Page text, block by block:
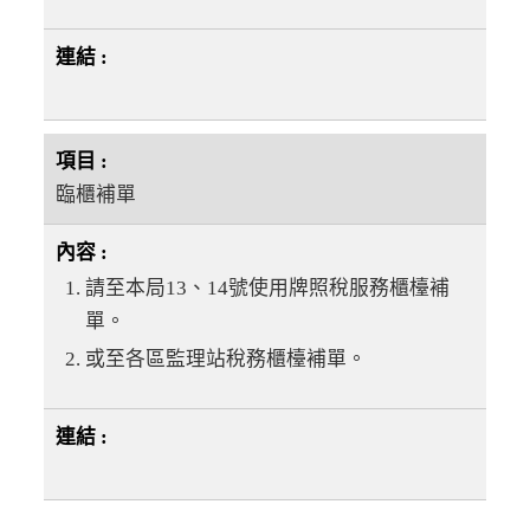
臨櫃補單
請至本局13、14號使用牌照稅服務櫃檯補
單。
或至各區監理站稅務櫃檯補單。